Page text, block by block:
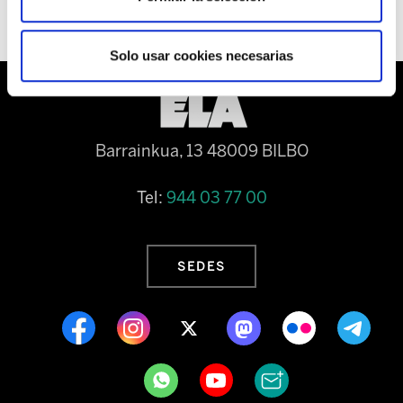
Solo usar cookies necesarias
Barrainkua, 13 48009 BILBO
Tel: 944 03 77 00
SEDES